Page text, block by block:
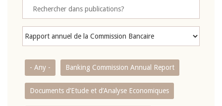
- Any - Banking Commission Annual Report
Documents d’Etude et d’Analyse Economiques